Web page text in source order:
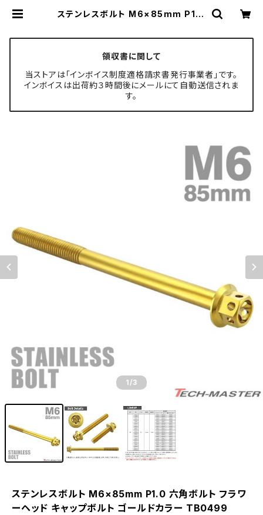
ステンレスボルト M6×85mm P1.0
ECH-MASTER ボルト専門店
領収書に関して
当ストアは「インボイス制度適格請求書発行事業者」です。
インボイスは出荷約３時間後にメールにて自動送信されま
す。
1 /3
ステンレスボルト M6×85mm P1.0 六角ボルト フラワ
ーヘッド キャップボルト ゴールドカラー TB0499